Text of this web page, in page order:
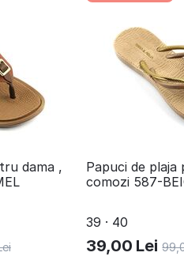
dama ,
Papuci de plaja
comozi 587-
39 · 40
39,00 Lei